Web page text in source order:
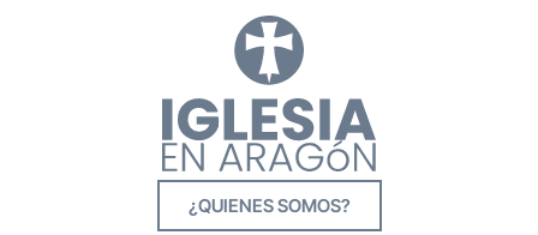
¿QUIENES SOMOS?